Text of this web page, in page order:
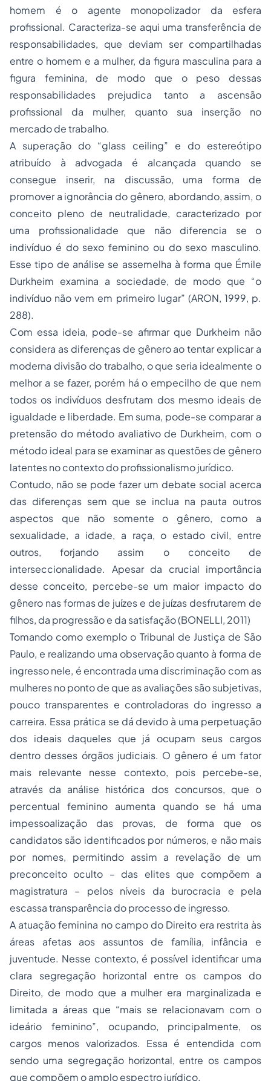
homem é o agente monopolizador da esfera
profissional. Caracteriza-se aqui uma transferência de
responsabilidades, que deviam ser compartilhadas
entre o homem e a mulher, da figura masculina para a
figura feminina, de modo que o peso dessas
responsabilidades prejudica tanto a ascensão
profissional da mulher, quanto sua inserção no
mercado de trabalho.
A superação do “glass ceiling” e do estereótipo
atribuído à advogada é alcançada quando se
consegue inserir, na discussão, uma forma de
promover a ignorância do gênero, abordando, assim, o
conceito pleno de neutralidade, caracterizado por
uma profissionalidade que não diferencia se o
indivíduo é do sexo feminino ou do sexo masculino.
Esse tipo de análise se assemelha à forma que Émile
Durkheim examina a sociedade, de modo que “o
indivíduo não vem em primeiro lugar” (ARON, 1999, p.
288).
Com essa ideia, pode-se afirmar que Durkheim não
considera as diferenças de gênero ao tentar explicar a
moderna divisão do trabalho, o que seria idealmente o
melhor a se fazer, porém há o empecilho de que nem
todos os indivíduos desfrutam dos mesmo ideais de
igualdade e liberdade. Em suma, pode-se comparar a
pretensão do método avaliativo de Durkheim, com o
método ideal para se examinar as questões de gênero
latentes no contexto do profissionalismo jurídico.
Contudo, não se pode fazer um debate social acerca
das diferenças sem que se inclua na pauta outros
aspectos que não somente o gênero, como a
sexualidade, a idade, a raça, o estado civil, entre
outros, forjando assim o conceito de
interseccionalidade. Apesar da crucial importância
desse conceito, percebe-se um maior impacto do
gênero nas formas de juízes e de juízas desfrutarem de
filhos, da progressão e da satisfação (BONELLI, 2011)
Tomando como exemplo o Tribunal de Justiça de São
Paulo, e realizando uma observação quanto à forma de
ingresso nele, é encontrada uma discriminação com as
mulheres no ponto de que as avaliações são subjetivas,
pouco transparentes e controladoras do ingresso a
carreira. Essa prática se dá devido à uma perpetuação
dos ideais daqueles que já ocupam seus cargos
dentro desses órgãos judiciais. O gênero é um fator
mais relevante nesse contexto, pois percebe-se,
através da análise histórica dos concursos, que o
percentual feminino aumenta quando se há uma
impessoalização das provas, de forma que os
candidatos são identificados por números, e não mais
por nomes, permitindo assim a revelação de um
preconceito oculto – das elites que compõem a
magistratura – pelos níveis da burocracia e pela
escassa transparência do processo de ingresso.
A atuação feminina no campo do Direito era restrita às
áreas afetas aos assuntos de família, infância e
juventude. Nesse contexto, é possível identificar uma
clara segregação horizontal entre os campos do
Direito, de modo que a mulher era marginalizada e
limitada a áreas que “mais se relacionavam com o
ideário feminino”, ocupando, principalmente, os
cargos menos valorizados. Essa é entendida com
sendo uma segregação horizontal, entre os campos
que compõem o amplo espectro jurídico.